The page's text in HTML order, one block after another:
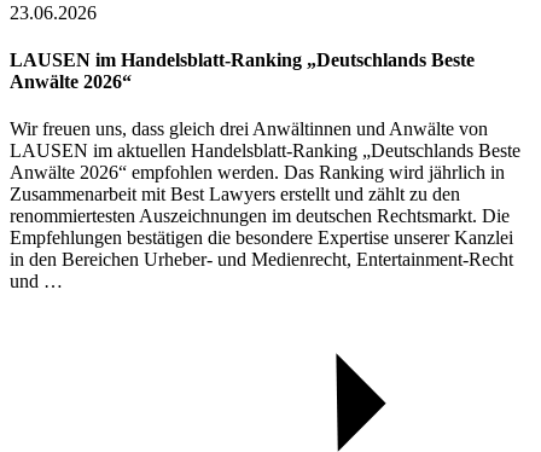
23.06.2026
LAUSEN im Handelsblatt-Ranking „Deutschlands Beste
Anwälte 2026“
Wir freuen uns, dass gleich drei Anwältinnen und Anwälte von
LAUSEN im aktuellen Handelsblatt-Ranking „Deutschlands Beste
Anwälte 2026“ empfohlen werden. Das Ranking wird jährlich in
Zusammenarbeit mit Best Lawyers erstellt und zählt zu den
renommiertesten Auszeichnungen im deutschen Rechtsmarkt. Die
Empfehlungen bestätigen die besondere Expertise unserer Kanzlei
in den Bereichen Urheber- und Medienrecht, Entertainment-Recht
und …